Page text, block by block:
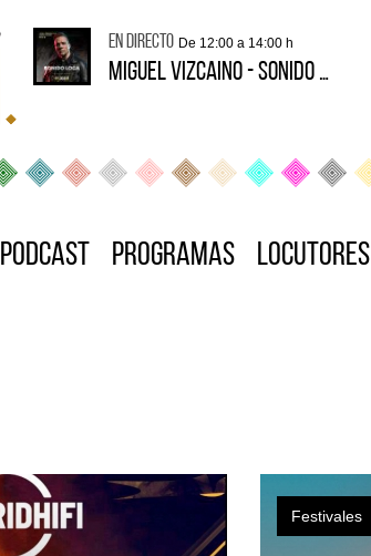
en directo De 12:00 a 14:00 h
MIGUEL VIZCAINO - SONIDO LOCA
Podcast Programas Locutores
Festivales